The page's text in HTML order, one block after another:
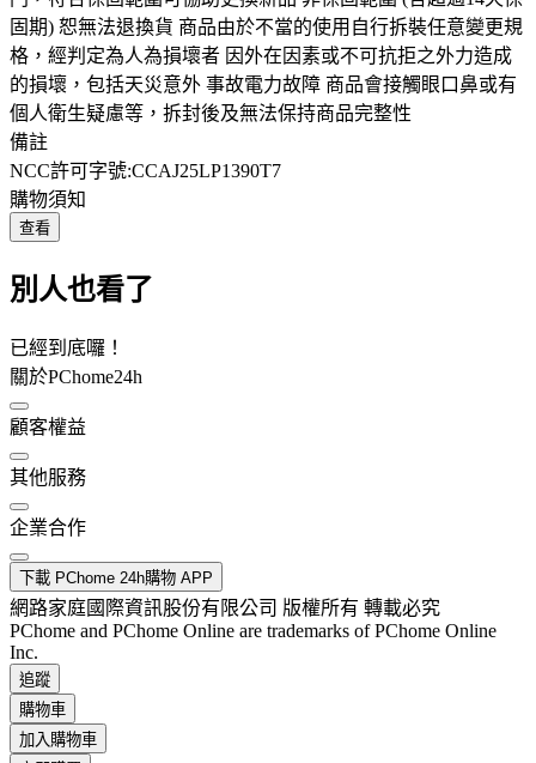
固期) 恕無法退換貨 商品由於不當的使用自行拆裝任意變更規
格，經判定為人為損壞者 因外在因素或不可抗拒之外力造成
的損壞，包括天災意外 事故電力故障 商品會接觸眼口鼻或有
個人衛生疑慮等，拆封後及無法保持商品完整性
備註
NCC許可字號:CCAJ25LP1390T7
購物須知
查看
別人也看了
已經到底囉！
關於PChome24h
顧客權益
其他服務
企業合作
下載 PChome 24h購物 APP
網路家庭國際資訊股份有限公司 版權所有 轉載必究
PChome and PChome Online are trademarks of PChome Online
Inc.
追蹤
購物車
加入購物車